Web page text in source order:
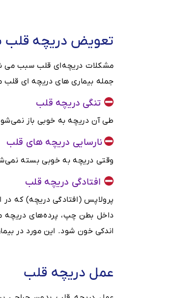
تعویض دریچه قلب
مشکلات دریچه‌ای قلب سبب می
جمله بیماری های دریچه ای قلب
تنگی دریچه قلب
طی آن دریچه به خوبی باز
نارسایی دریچه های قلب
وقتی دریچه به خوبی بسته
افتادگی دریچه قلب
پرولاپس (افتادگی دریچه) که
داخل بطن چپ، پرده‌های
اندکی خون شود. این مورد در
عمل دریچه قلب